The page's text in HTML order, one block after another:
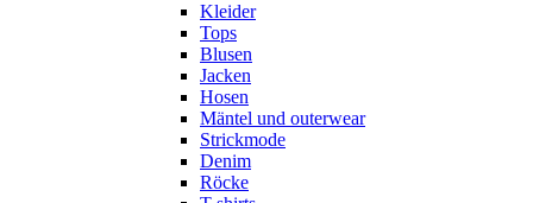
Kleider
Tops
Blusen
Jacken
Hosen
Mäntel und outerwear
Strickmode
Denim
Röcke